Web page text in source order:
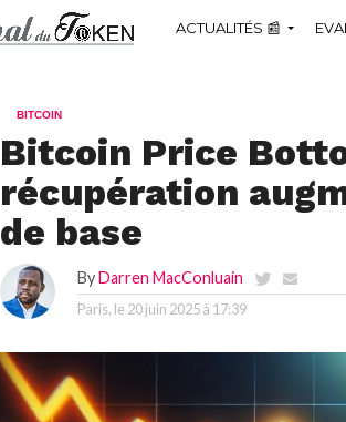
ACTUALITÉS 📰
BITCOIN
Bitcoin Price
récupération
de base
ByDarren MacConluain
Paris, le 20 juin 2025 à 17:39